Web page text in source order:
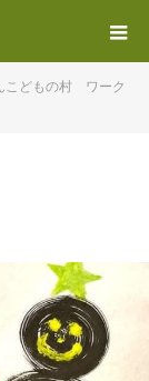
こどもの村 ワーク